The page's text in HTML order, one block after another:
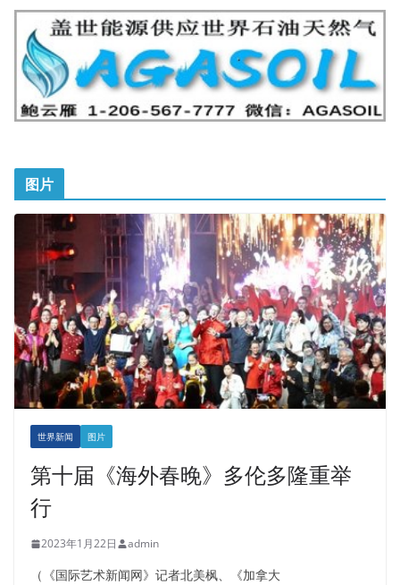
图片
世界新闻 图片
第十届《海外春晚》多伦多隆重举
行
2023年1月22日 admin
（《国际艺术新闻网》记者北美枫、《加拿大